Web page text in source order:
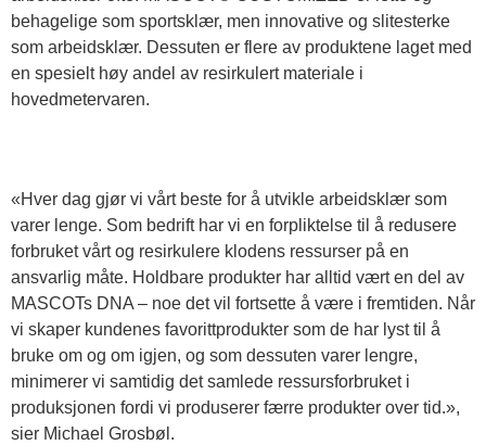
behagelige som sportsklær, men innovative og slitesterke
som arbeidsklær. Dessuten er flere av produktene laget med
en spesielt høy andel av resirkulert materiale i
hovedmetervaren.
«Hver dag gjør vi vårt beste for å utvikle arbeidsklær som
varer lenge. Som bedrift har vi en forpliktelse til å redusere
forbruket vårt og resirkulere klodens ressurser på en
ansvarlig måte. Holdbare produkter har alltid vært en del av
MASCOTs DNA – noe det vil fortsette å være i fremtiden. Når
vi skaper kundenes favorittprodukter som de har lyst til å
bruke om og om igjen, og som dessuten varer lengre,
minimerer vi samtidig det samlede ressursforbruket i
produksjonen fordi vi produserer færre produkter over tid.»,
sier Michael Grosbøl.